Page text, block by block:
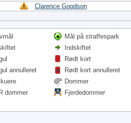
Clarence Goodson
Mål på straffespark
Indskiftet
Rødt kort
annulleret
Rødt kort annulleret
Dommer
dommer
Fjerdedommer